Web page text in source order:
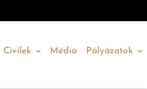
Civilek Média Pályázatok